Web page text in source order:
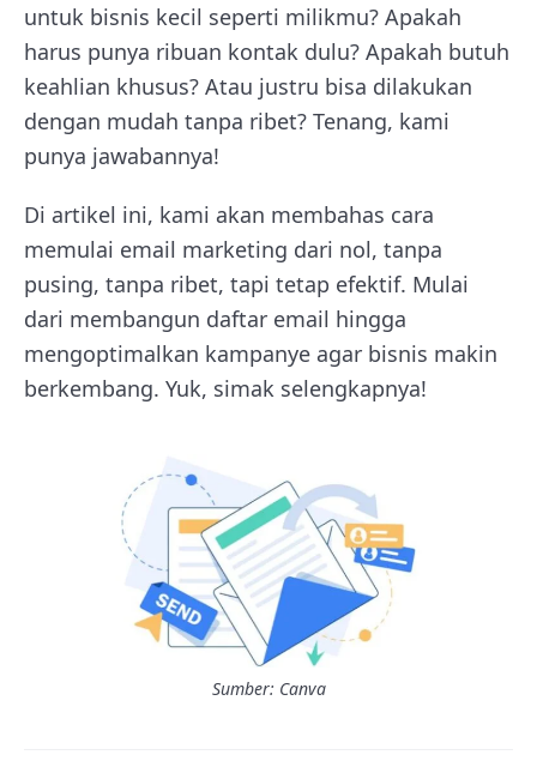
untuk bisnis kecil seperti milikmu? Apakah
harus punya ribuan kontak dulu? Apakah butuh
keahlian khusus? Atau justru bisa dilakukan
dengan mudah tanpa ribet? Tenang, kami
punya jawabannya!
Di artikel ini, kami akan membahas cara
memulai email marketing dari nol, tanpa
pusing, tanpa ribet, tapi tetap efektif. Mulai
dari membangun daftar email hingga
mengoptimalkan kampanye agar bisnis makin
berkembang. Yuk, simak selengkapnya!
Sumber: Canva